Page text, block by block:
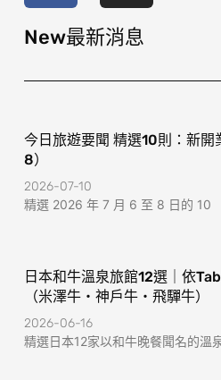
o
-
g
r
m
New最新消息
今日旅遊要聞 精選10則：新
8）
2026-07-10
精選 2026 年 7 月 6 至 8 日的 10
日本和牛溫泉旅館12選｜依
（米澤牛・神戶牛・飛驒牛）
2026-06-16
精選日本12家以和牛晚餐聞名的溫